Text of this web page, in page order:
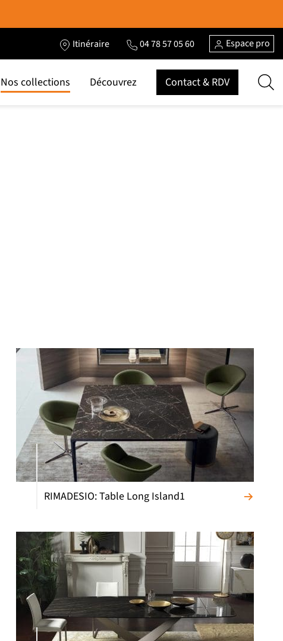
Itinéraire 04 78 57 05 60 Espace pro
Nos collections Découvrez Contact & RDV
RIMADESIO: Table Long Island1